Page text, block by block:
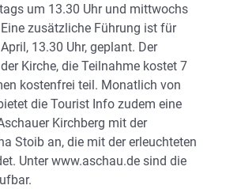
um 13.30 Uhr und mittwochs
zusätzliche Führung ist für
13.30 Uhr, geplant. Der
Kirche, die Teilnahme kostet 7
kostenfrei teil. Monatlich von
die Tourist Info zudem eine
Kirchberg mit der
Stoib an, die mit der erleuchteten
Unter www.aschau.de sind die